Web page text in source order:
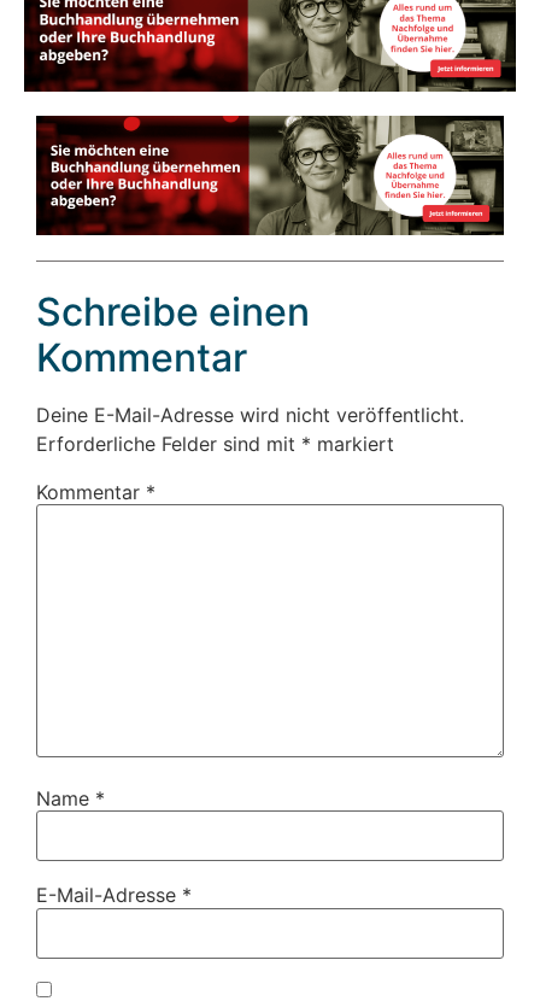
Schreibe einen
Kommentar
Deine E-Mail-Adresse wird nicht veröffentlicht.
Erforderliche Felder sind mit * markiert
Kommentar *
Name *
E-Mail-Adresse *